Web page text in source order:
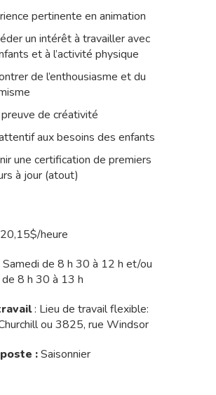
pertinente en animation
un intérêt à travailler avec
et à l’activité physique
de l’enthousiasme et du
preuve de créativité
aux besoins des enfants
une certification de premiers
à jour (atout)
heure
Samedi de 8 h 30 à 12 h et/ou
de 8 h 30 à 13 h
: Lieu de travail flexible:
ou 3825, rue Windsor
:Saisonnier